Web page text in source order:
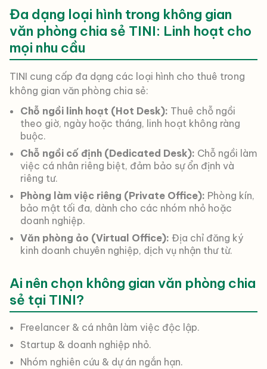
Đa dạng loại hình trong không gian
văn phòng chia sẻ TINI: Linh hoạt cho
mọi nhu cầu
TINI cung cấp đa dạng các loại hình cho thuê trong
không gian văn phòng chia sẻ:
Chỗ ngồi linh hoạt (Hot Desk): Thuê chỗ ngồi
theo giờ, ngày hoặc tháng, linh hoạt không ràng
buộc.
Chỗ ngồi cố định (Dedicated Desk): Chỗ ngồi làm
việc cá nhân riêng biệt, đảm bảo sự ổn định và
riêng tư.
Phòng làm việc riêng (Private Office): Phòng kín,
bảo mật tối đa, dành cho các nhóm nhỏ hoặc
doanh nghiệp.
Văn phòng ảo (Virtual Office): Địa chỉ đăng ký
kinh doanh chuyên nghiệp, dịch vụ nhận thư từ.
Ai nên chọn không gian văn phòng chia
sẻ tại TINI?
Freelancer & cá nhân làm việc độc lập.
Startup & doanh nghiệp nhỏ.
Nhóm nghiên cứu & dự án ngắn hạn.